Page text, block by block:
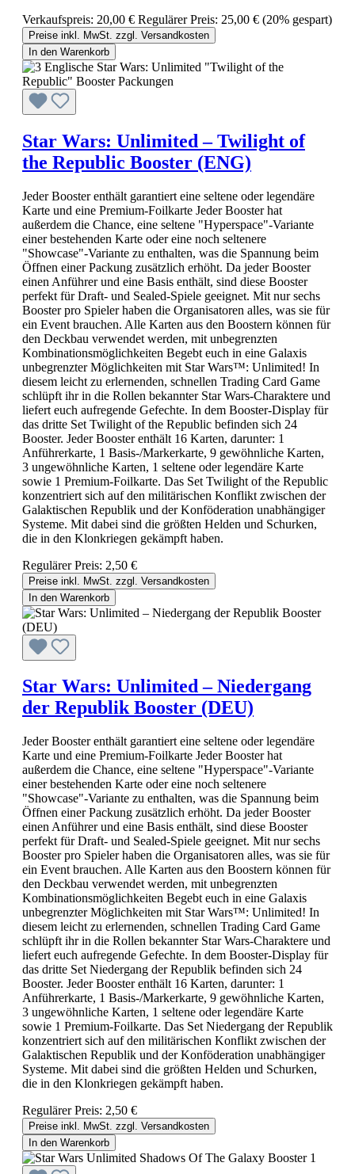
Verkaufspreis: 20,00 € Regulärer Preis: 25,00 € (20% gespart)
Preise inkl. MwSt. zzgl. Versandkosten
In den Warenkorb
Star Wars: Unlimited – Twilight of
the Republic Booster (ENG)
Jeder Booster enthält garantiert eine seltene oder legendäre
Karte und eine Premium-Foilkarte Jeder Booster hat
außerdem die Chance, eine seltene "Hyperspace"-Variante
einer bestehenden Karte oder eine noch seltenere
"Showcase"-Variante zu enthalten, was die Spannung beim
Öffnen einer Packung zusätzlich erhöht. Da jeder Booster
einen Anführer und eine Basis enthält, sind diese Booster
perfekt für Draft- und Sealed-Spiele geeignet. Mit nur sechs
Booster pro Spieler haben die Organisatoren alles, was sie für
ein Event brauchen. Alle Karten aus den Boostern können für
den Deckbau verwendet werden, mit unbegrenzten
Kombinationsmöglichkeiten Begebt euch in eine Galaxis
unbegrenzter Möglichkeiten mit Star Wars™: Unlimited! In
diesem leicht zu erlernenden, schnellen Trading Card Game
schlüpft ihr in die Rollen bekannter Star Wars-Charaktere und
liefert euch aufregende Gefechte. In dem Booster-Display für
das dritte Set Twilight of the Republic befinden sich 24
Booster. Jeder Booster enthält 16 Karten, darunter: 1
Anführerkarte, 1 Basis-/Markerkarte, 9 gewöhnliche Karten,
3 ungewöhnliche Karten, 1 seltene oder legendäre Karte
sowie 1 Premium-Foilkarte. Das Set Twilight of the Republic
konzentriert sich auf den militärischen Konflikt zwischen der
Galaktischen Republik und der Konföderation unabhängiger
Systeme. Mit dabei sind die größten Helden und Schurken,
die in den Klonkriegen gekämpft haben.
Regulärer Preis: 2,50 €
Preise inkl. MwSt. zzgl. Versandkosten
In den Warenkorb
Star Wars: Unlimited – Niedergang
der Republik Booster (DEU)
Jeder Booster enthält garantiert eine seltene oder legendäre
Karte und eine Premium-Foilkarte Jeder Booster hat
außerdem die Chance, eine seltene "Hyperspace"-Variante
einer bestehenden Karte oder eine noch seltenere
"Showcase"-Variante zu enthalten, was die Spannung beim
Öffnen einer Packung zusätzlich erhöht. Da jeder Booster
einen Anführer und eine Basis enthält, sind diese Booster
perfekt für Draft- und Sealed-Spiele geeignet. Mit nur sechs
Booster pro Spieler haben die Organisatoren alles, was sie für
ein Event brauchen. Alle Karten aus den Boostern können für
den Deckbau verwendet werden, mit unbegrenzten
Kombinationsmöglichkeiten Begebt euch in eine Galaxis
unbegrenzter Möglichkeiten mit Star Wars™: Unlimited! In
diesem leicht zu erlernenden, schnellen Trading Card Game
schlüpft ihr in die Rollen bekannter Star Wars-Charaktere und
liefert euch aufregende Gefechte. In dem Booster-Display für
das dritte Set Niedergang der Republik befinden sich 24
Booster. Jeder Booster enthält 16 Karten, darunter: 1
Anführerkarte, 1 Basis-/Markerkarte, 9 gewöhnliche Karten,
3 ungewöhnliche Karten, 1 seltene oder legendäre Karte
sowie 1 Premium-Foilkarte. Das Set Niedergang der Republik
konzentriert sich auf den militärischen Konflikt zwischen der
Galaktischen Republik und der Konföderation unabhängiger
Systeme. Mit dabei sind die größten Helden und Schurken,
die in den Klonkriegen gekämpft haben.
Regulärer Preis: 2,50 €
Preise inkl. MwSt. zzgl. Versandkosten
In den Warenkorb